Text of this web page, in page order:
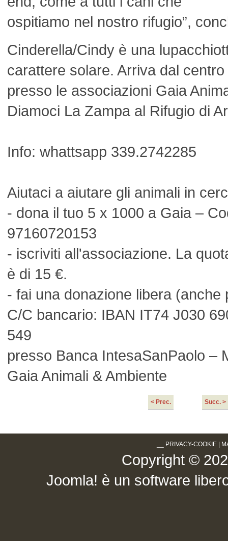
ospitiamo nel nostro rifugio”,
Cinderella/Cindy è una
carattere solare. Arriva dal
presso le associazioni Gaia
Diamoci La Zampa al Rifugio di
Info: whattsapp 339.2742285
Aiutaci a aiutare gli animali in
- dona il tuo 5 x 1000 a Gaia –
97160720153
- iscriviti all'associazione. La
è di 15 €.
- fai una donazione libera (anche
C/C bancario: IBAN IT74 J030
549
presso Banca IntesaSanPaolo –
Gaia Animali & Ambiente
< Prec. Succ. >
PRIVACY-COOKIE
Copyright ©
Joomla! è un software